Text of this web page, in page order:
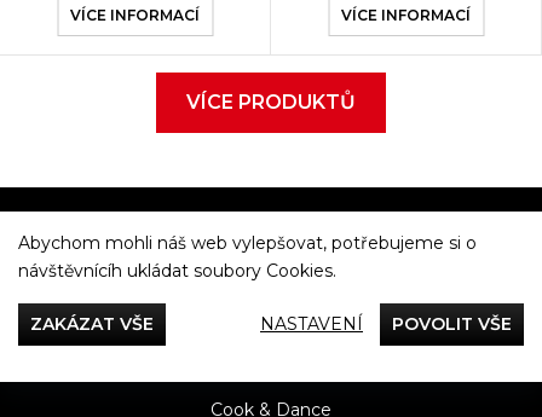
VÍCE INFORMACÍ VÍCE INFORMACÍ
VÍCE PRODUKTŮ
Večeříme společně
Cook & Dance
Abychom mohli náš web vylepšovat, potřebujeme si o
návštěvnícíh ukládat soubory Cookies.
ZAKÁZAT VŠE NASTAVENÍ POVOLIT VŠE